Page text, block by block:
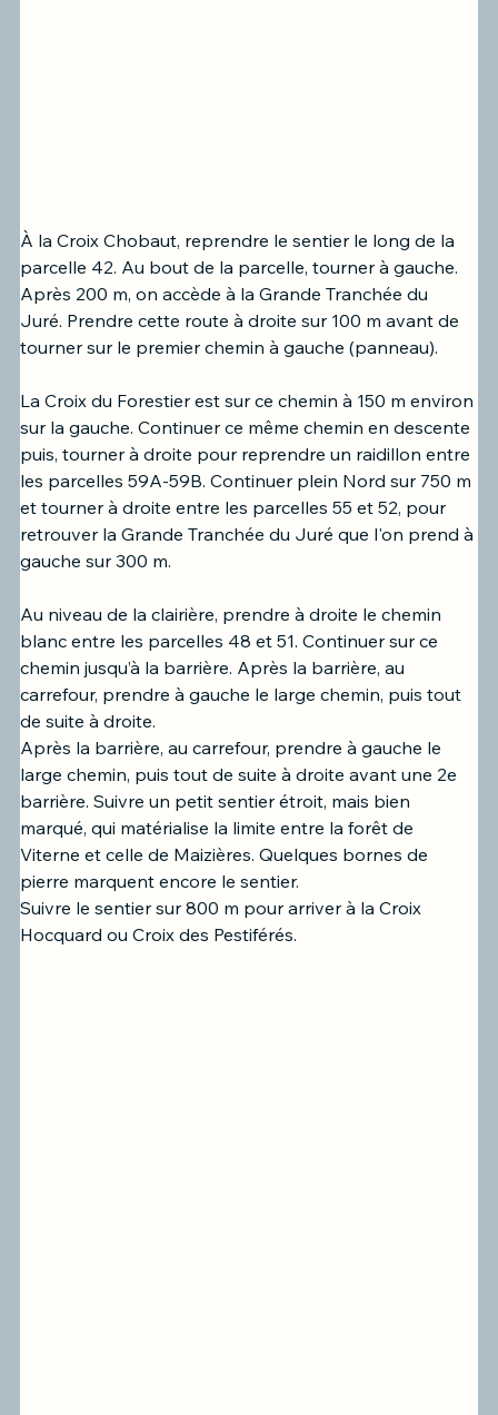
À la Croix Chobaut, reprendre le sentier le long de la
parcelle 42. Au bout de la parcelle, tourner à gauche.
Après 200 m, on accède à la Grande Tranchée du
Juré. Prendre cette route à droite sur 100 m avant de
tourner sur le premier chemin à gauche (panneau).
La Croix du Forestier est sur ce chemin à 150 m environ
sur la gauche. Continuer ce même chemin en descente
puis, tourner à droite pour reprendre un raidillon entre
les parcelles 59A-59B. Continuer plein Nord sur 750 m
et tourner à droite entre les parcelles 55 et 52, pour
retrouver la Grande Tranchée du Juré que l'on prend à
gauche sur 300 m.
Au niveau de la clairière, prendre à droite le chemin
blanc entre les parcelles 48 et 51. Continuer sur ce
chemin jusqu’à la barrière. Après la barrière, au
carrefour, prendre à gauche le large chemin, puis tout
de suite à droite.
Après la barrière, au carrefour, prendre à gauche le
large chemin, puis tout de suite à droite avant une 2e
barrière. Suivre un petit sentier étroit, mais bien
marqué, qui matérialise la limite entre la forêt de
Viterne et celle de Maizières. Quelques bornes de
pierre marquent encore le sentier.
Suivre le sentier sur 800 m pour arriver à la Croix
Hocquard ou Croix des Pestiférés.